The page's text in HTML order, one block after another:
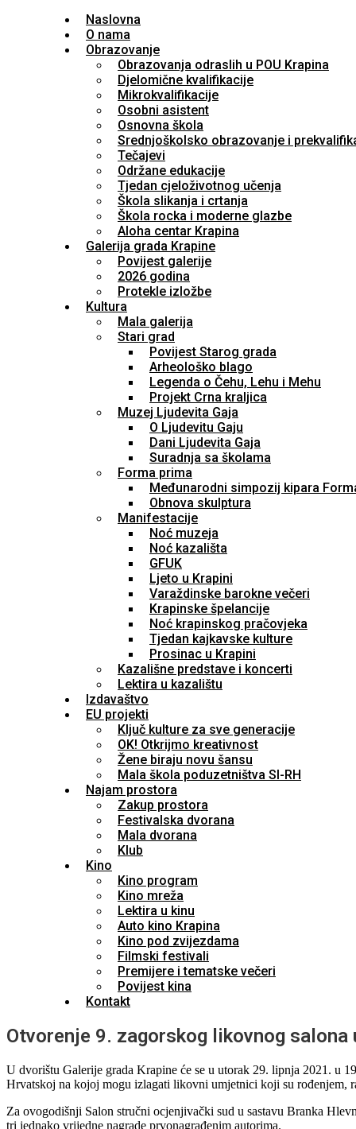
Naslovna
O nama
Obrazovanje
Obrazovanja odraslih u POU Krapina
Djelomične kvalifikacije
Mikrokvalifikacije
Osobni asistent
Osnovna škola
Srednjoškolsko obrazovanje i
Tečajevi
Održane edukacije
Tjedan cjeloživotnog učenja
Škola slikanja i crtanja
Škola rocka i moderne glazbe
Aloha centar Krapina
Galerija grada Krapine
Povijest galerije
2026 godina
Protekle izložbe
Kultura
Mala galerija
Stari grad
Povijest Starog grada
Arheološko blago
Legenda o Čehu, Lehu i Mehu
Projekt Crna kraljica
Muzej Ljudevita Gaja
O Ljudevitu Gaju
Dani Ljudevita Gaja
Suradnja sa školama
Forma prima
Međunarodni simpozij kipara
Obnova skulptura
Manifestacije
Noć muzeja
Noć kazališta
GFUK
Ljeto u Krapini
Varaždinske barokne večeri
Krapinske špelancije
Noć krapinskog pračovjeka
Tjedan kajkavske kulture
Prosinac u Krapini
Kazališne predstave i koncerti
Lektira u kazalištu
Izdavaštvo
EU projekti
Ključ kulture za sve generacije
OK! Otkrijmo kreativnost
Žene biraju novu šansu
Mala škola poduzetništva SI-RH
Najam prostora
Zakup prostora
Festivalska dvorana
Mala dvorana
Klub
Kino
Kino program
Kino mreža
Lektira u kinu
Auto kino Krapina
Kino pod zvijezdama
Filmski festivali
Premijere i tematske večeri
Povijest kina
Kontakt
Otvorenje 9. zagorskog likovnog salona
U dvorištu Galerije grada Krapine će se u utorak 29. lipnja 2021. u
Hrvatskoj na kojoj mogu izlagati likovni umjetnici koji su rođenjem,
Za ovogodišnji Salon stručni ocjenjivački sud u sastavu Branka
tri jednako vrijedne nagrade prvonagrađenim autorima.